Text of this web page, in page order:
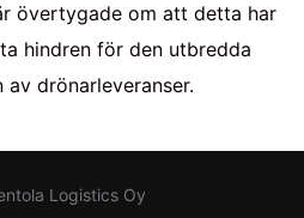
övertygade om att detta har
hindren för den utbredda
av drönarleveranser.
Logistics Oy